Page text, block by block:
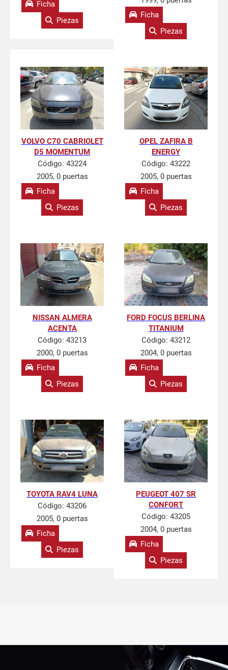
Ficha
Piezas
Ficha
Piezas
VOLVO C70 CABRIOLET
D5 MOMENTUM
Código: 43224
2005, 0 puertas
Ficha
Piezas
OPEL ZAFIRA B
ENERGY
Código: 43222
2005, 0 puertas
Ficha
Piezas
NISSAN ALMERA
ACENTA
Código: 43213
2000, 0 puertas
Ficha
Piezas
FORD FOCUS BERLINA
TITANIUM
Código: 43212
2004, 0 puertas
Ficha
Piezas
TOYOTA RAV4 LUNA
Código: 43206
2005, 0 puertas
Ficha
Piezas
PEUGEOT 407 SR
CONFORT
Código: 43205
2004, 0 puertas
Ficha
Piezas